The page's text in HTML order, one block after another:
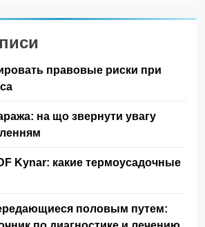
правовые риски при
на що звернути увагу
Kynar: какие термоусадочные
половым путем: